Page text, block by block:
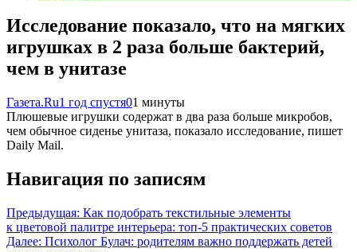
Исследование показало, что на мягких
игрушках в 2 раза больше бактерий,
чем в унитазе
Газета.Ru1 год спустя01 минуты
Плюшевые игрушки содержат в два раза больше микробов,
чем обычное сиденье унитаза, показало исследование, пишет
Daily Mail.
Навигация по записям
Предыдущая: Как подобрать текстильные элементы
к цветовой палитре интерьера: топ-5 практических советов
Далее: Психолог Булач: родителям важно поддержать детей